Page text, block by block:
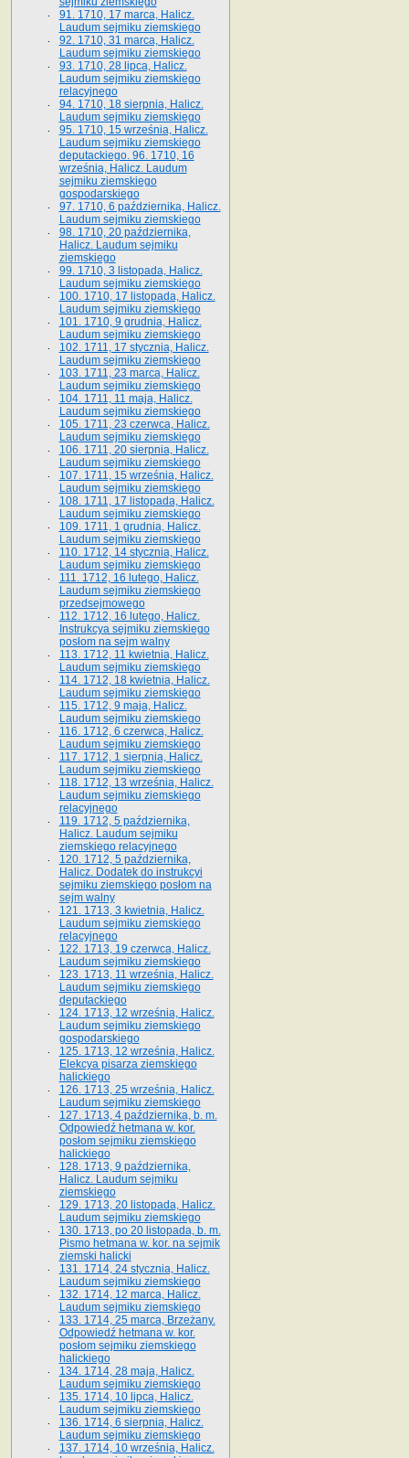
91. 1710, 17 marca, Halicz.
Laudum sejmiku ziemskiego
92. 1710, 31 marca, Halicz.
Laudum sejmiku ziemskiego
93. 1710, 28 lipca, Halicz.
Laudum sejmiku ziemskiego
relacyjnego
94. 1710, 18 sierpnia, Halicz.
Laudum sejmiku ziemskiego
95. 1710, 15 września, Halicz.
Laudum sejmiku ziemskiego
deputackiego. 96. 1710, 16
września, Halicz. Laudum
sejmiku ziemskiego
gospodarskiego
97. 1710, 6 października, Halicz.
Laudum sejmiku ziemskiego
98. 1710, 20 października,
Halicz. Laudum sejmiku
ziemskiego
99. 1710, 3 listopada, Halicz.
Laudum sejmiku ziemskiego
100. 1710, 17 listopada, Halicz.
Laudum sejmiku ziemskiego
101. 1710, 9 grudnia, Halicz.
Laudum sejmiku ziemskiego
102. 1711, 17 stycznia, Halicz.
Laudum sejmiku ziemskiego
103. 1711, 23 marca, Halicz.
Laudum sejmiku ziemskiego
104. 1711, 11 maja, Halicz.
Laudum sejmiku ziemskiego
105. 1711, 23 czerwca, Halicz.
Laudum sejmiku ziemskiego
106. 1711, 20 sierpnia, Halicz.
Laudum sejmiku ziemskiego
107. 1711, 15 września, Halicz.
Laudum sejmiku ziemskiego
108. 1711, 17 listopada, Halicz.
Laudum sejmiku ziemskiego
109. 1711, 1 grudnia, Halicz.
Laudum sejmiku ziemskiego
110. 1712, 14 stycznia, Halicz.
Laudum sejmiku ziemskiego
111. 1712, 16 lutego, Halicz.
Laudum sejmiku ziemskiego
przedsejmowego
112. 1712, 16 lutego, Halicz.
Instrukcya sejmiku ziemskiego
posłom na sejm walny
113. 1712, 11 kwietnia, Halicz.
Laudum sejmiku ziemskiego
114. 1712, 18 kwietnia, Halicz.
Laudum sejmiku ziemskiego
115. 1712, 9 maja, Halicz.
Laudum sejmiku ziemskiego
116. 1712, 6 czerwca, Halicz.
Laudum sejmiku ziemskiego
117. 1712, 1 sierpnia, Halicz.
Laudum sejmiku ziemskiego
118. 1712, 13 września, Halicz.
Laudum sejmiku ziemskiego
relacyjnego
119. 1712, 5 października,
Halicz. Laudum sejmiku
ziemskiego relacyjnego
120. 1712, 5 października,
Halicz. Dodatek do instrukcyi
sejmiku ziemskiego posłom na
sejm walny
121. 1713, 3 kwietnia, Halicz.
Laudum sejmiku ziemskiego
relacyjnego
122. 1713, 19 czerwca, Halicz.
Laudum sejmiku ziemskiego
123. 1713, 11 września, Halicz.
Laudum sejmiku ziemskiego
deputackiego
124. 1713, 12 września, Halicz.
Laudum sejmiku ziemskiego
gospodarskiego
125. 1713, 12 września, Halicz.
Elekcya pisarza ziemskiego
halickiego
126. 1713, 25 września, Halicz.
Laudum sejmiku ziemskiego
127. 1713, 4 października, b. m.
Odpowiedź hetmana w. kor.
posłom sejmiku ziemskiego
halickiego
128. 1713, 9 października,
Halicz. Laudum sejmiku
ziemskiego
129. 1713, 20 listopada, Halicz.
Laudum sejmiku ziemskiego
130. 1713, po 20 listopada, b. m.
Pismo hetmana w. kor. na sejmik
ziemski halicki
131. 1714, 24 stycznia, Halicz.
Laudum sejmiku ziemskiego
132. 1714, 12 marca, Halicz.
Laudum sejmiku ziemskiego
133. 1714, 25 marca, Brzeżany.
Odpowiedź hetmana w. kor.
posłom sejmiku ziemskiego
halickiego
134. 1714, 28 maja, Halicz.
Laudum sejmiku ziemskiego
135. 1714, 10 lipca, Halicz.
Laudum sejmiku ziemskiego
136. 1714, 6 sierpnia, Halicz.
Laudum sejmiku ziemskiego
137. 1714, 10 września, Halicz.